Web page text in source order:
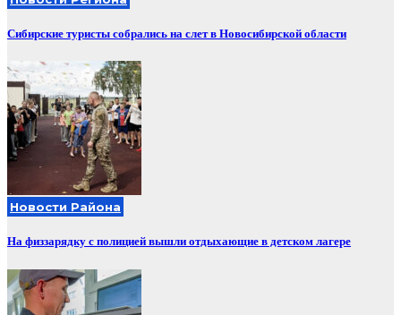
Сибирские туристы собрались на слет в Новосибирской области
Новости Района
На физзарядку с полицией вышли отдыхающие в детском лагере